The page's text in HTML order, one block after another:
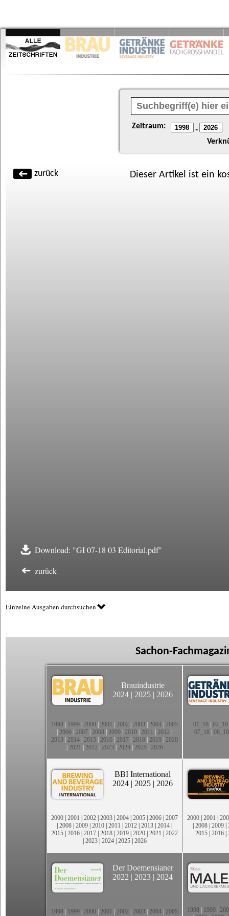
Zeitraum: -
zurück Dieser Artikel ist ein
Download: "GI 07-18 03 Editorial.pdf"
zurück
Einzelne Ausgaben durchsuchen
Sachon-
Brauindustrie
2024 | 2025 | 2026
1998 1999 2000 2001 2002 2003 2004 2005
2006 2007 2008 2009 2010 2011 2012
2013 2014 2015 2016 2017 2018 2019 2020
2021 2022 2023| 2024| 2025| 2026
01_18| 02_18
07_18 08_18
BBI International
2024 | 2025 | 2026
2000 | 2001 | 2002 | 2003 | 2004 | 2005 | 2006 | 2007
| 2008 | 2009 | 2010 | 2011 | 2012 | 2013 | 2014 |
2015 | 2016 | 2017 | 2018 | 2019 | 2020 | 2021 | 2022
| 2023| 2024| 2025| 2026
2000 | 2001 |
| 2008 | 2009 |
2015 | 2016 |
Der Doemensianer
2022 | 2023 | 2024
1998 1999 2000 2001 2002 2003 2004 2005
1998 1999